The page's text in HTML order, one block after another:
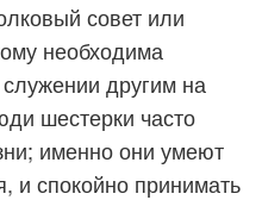
совет или
необходима
другим на
шестерки часто
именно они умеют
и спокойно принимать